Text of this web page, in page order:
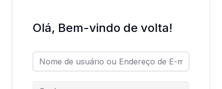
Olá, Bem-vindo de volta!